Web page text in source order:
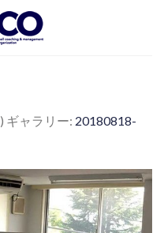
) ギャラリー: 20180818-